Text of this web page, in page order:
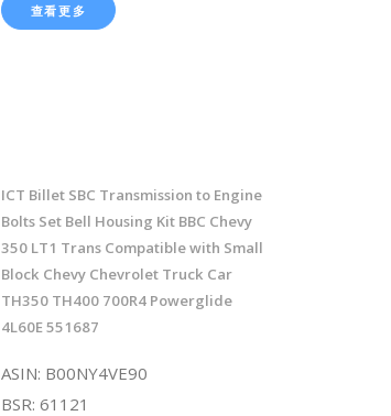
查看更多
ICT Billet SBC Transmission to Engine
Bolts Set Bell Housing Kit BBC Chevy
350 LT1 Trans Compatible with Small
Block Chevy Chevrolet Truck Car
TH350 TH400 700R4 Powerglide
4L60E 551687
ASIN: B00NY4VE90
BSR: 61121